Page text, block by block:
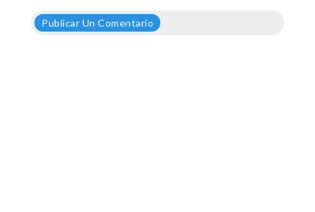
Publicar Un Comentario